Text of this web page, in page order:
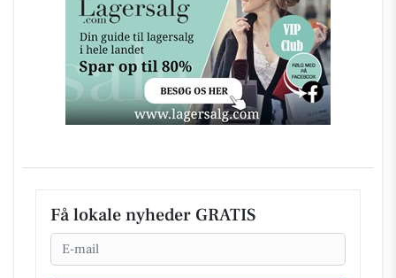
Få lokale nyheder GRATIS
Email